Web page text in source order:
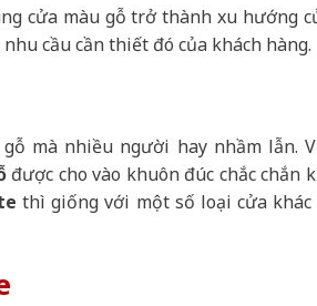
cửa màu gỗ trở thành xu hướng
cầu cần thiết đó của khách hàng.
mà nhiều người hay nhầm lẫn.
được cho vào khuôn đúc chắc chắn
thì giống với một số loại cửa khác